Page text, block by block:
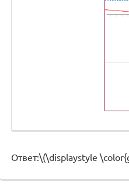
Ответ:\(\displaystyle